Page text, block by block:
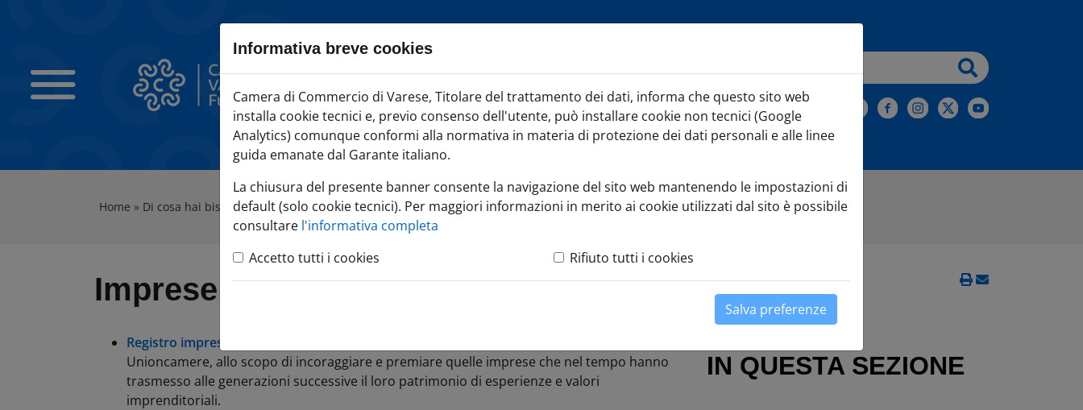
Vai al sezione Percorso briciole di pane
Vai al Contenuto principale della pagina
Vai alla sezione dedicata alle informazioni correlate via TAG
Vai al footer
Camera di Commercio Varese
Iscriviti alla Newsletter
Home » Di cosa hai bisogno?»FAI CRESCERE l'impresa» Imprese storiche
Imprese storiche
Registro imprese storiche
Unioncamere, allo scopo di incoraggiare e premiare quelle imprese che nel tempo hanno
trasmesso alle generazioni successive il loro patrimonio di esperienze e valori
imprenditoriali.
IN QUESTA SEZIONE
Informativa breve cookies
Camera di Commercio di Varese, Titolare del trattamento dei dati, informa che questo sito web
installa cookie tecnici e, previo consenso dell'utente, può installare cookie non tecnici (Google
Analytics) comunque conformi alla normativa in materia di protezione dei dati personali e alle linee
guida emanate dal Garante italiano.
La chiusura del presente banner consente la navigazione del sito web mantenendo le impostazioni di
default (solo cookie tecnici). Per maggiori informazioni in merito ai cookie utilizzati dal sito è possibile
consultare l'informativa completa
Accetto tutti i cookies
Rifiuto tutti i cookies
Salva preferenze